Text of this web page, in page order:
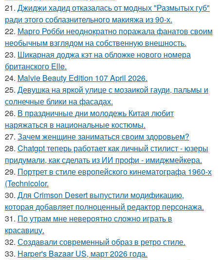
21. Джиджи хадид отказалась от модных "Размытых губ"
ради этого соблазнительного макияжа из 90-х.
22. Марго Робби неоднократно поражала фанатов своим
необычным взглядом на собственную внешность.
23. Шикарная доджа кэт на обложке нового номера
британского Elle.
24. Malvie Beauty Edition 107 April 2026.
25. Девушка на яркой улице с мозаикой гауди, пальмы и
солнечные блики на фасадах.
26. В праздничные дни молодежь Китая любит
наряжаться в национальные костюмы.
27. Зачем женщине заниматься своим здоровьем?
28. Chatgpt теперь работает как личный стилист - юзеры
придумали, как сделать из ИИ профи - имиджмейкера.
29. Портрет в стиле европейского кинематографа 1960-х
(Technicolor.
30. Для Crimson Desert выпустили модификацию,
которая добавляет полноценный редактор персонажа.
31. По утрам мне невероятно сложно играть в
красавицу.
32. Создавали современный образ в ретро стиле.
33. Harper's Bazaar US, март 2026 года.